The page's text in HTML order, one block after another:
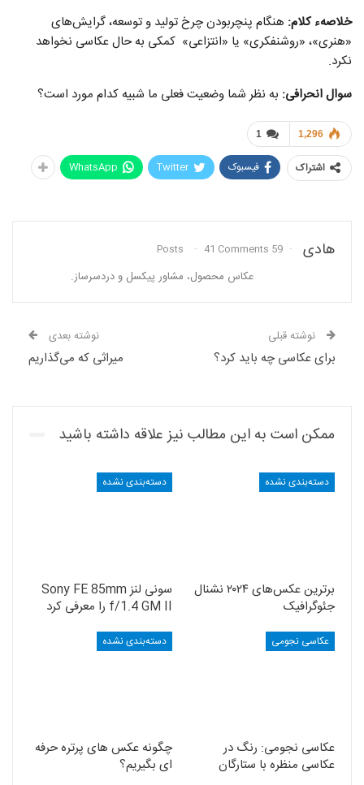
خلاصهء کلام: هنگام پنچربودن چرخ تولید و توسعه، گرایش‌های
«هنری»، «روشنفکری» یا «انتزاعی» کمکی به حال عکاسی نخواهد
نکرد.
سوال انحرافی: به نظر شما وضعیت فعلی ما شبیه کدام مورد است؟
1 1,296
اشتراک فیسبوک Twitter
WhatsApp
هادی 59 Posts
41 Comments
عکاس محصول، مشاور پیکسل و دردسرساز.
نوشته قبلی
برای عکاسی چه باید کرد؟
نوشته بعدی
میراثی که می‌گذاریم
ممکن است به این مطالب نیز علاقه داشته باشید
دسته‌بندی نشده
برترین عکس‌های ۲۰۲۴ نشنال
جئوگرافیک
دسته‌بندی نشده
سونی لنز Sony FE 85mm
f/1.4 GM II را معرفی کرد
عکاسی نجومی
عکاسی نجومی: رنگ در
عکاسی منظره با ستارگان
دسته‌بندی نشده
چگونه عکس های پرتره حرفه
ای بگیریم؟